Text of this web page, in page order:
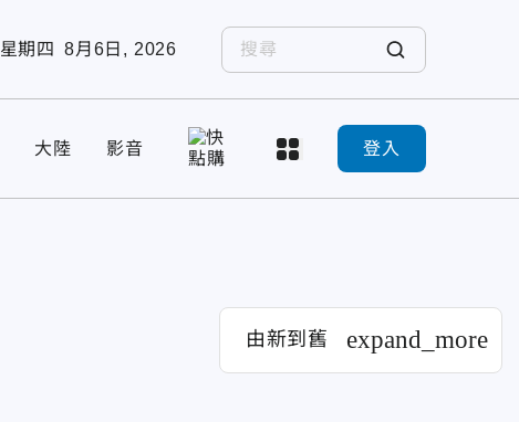
星期四 8月6日, 2026
大陸 影音 登入
由新到舊 expand_more